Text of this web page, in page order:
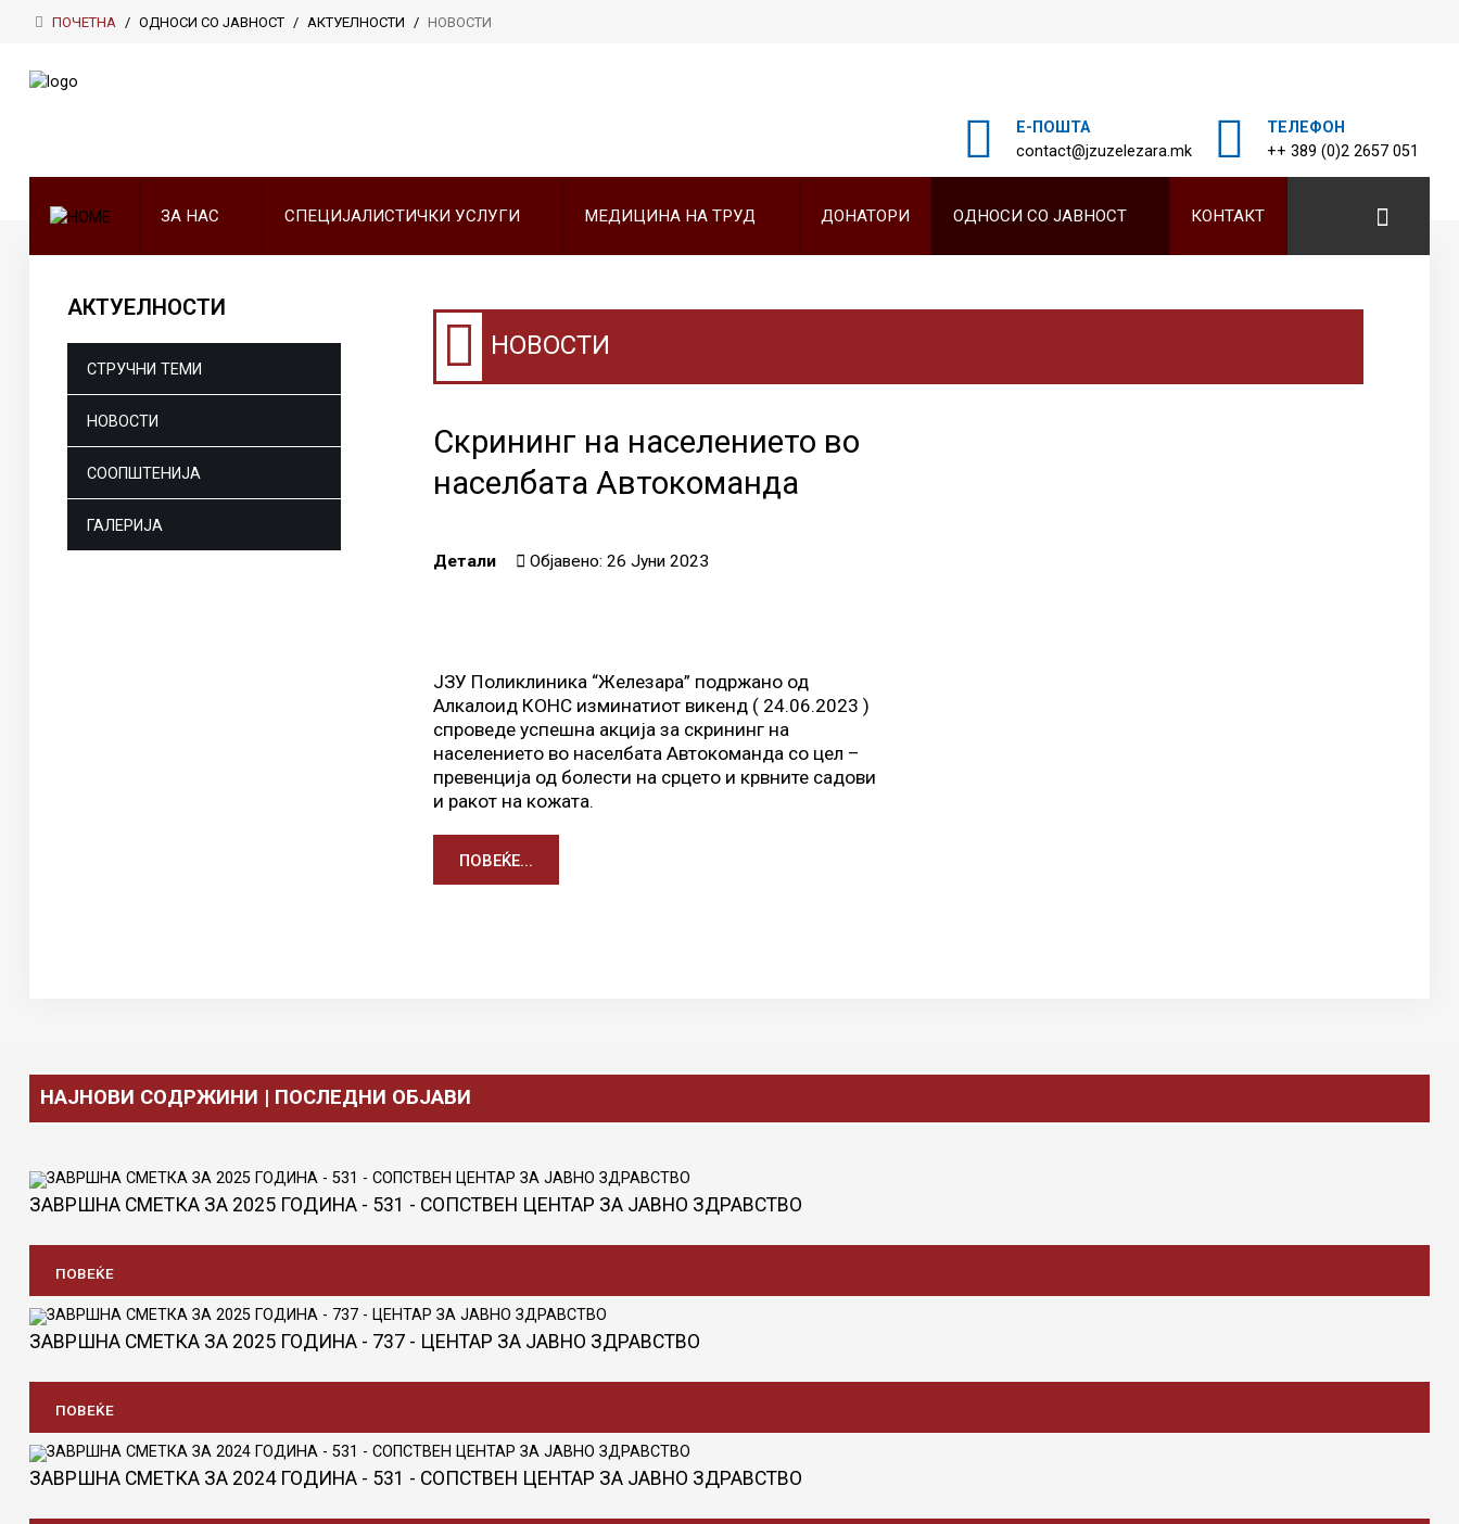
ОДНОСИ СО ЈАВНОСТ
ПОЧЕТНА / ОДНОСИ СО ЈАВНОСТ / АКТУЕЛНОСТИ / НОВОСТИ
Е-ПОШТА
contact@jzuzelezara.mk
ТЕЛЕФОН
++ 389 (0)2 2657 051
ЗА НАС СПЕЦИЈАЛИСТИЧКИ УСЛУГИ МЕДИЦИНА НА ТРУД ДОНАТОРИ ОДНОСИ СО ЈАВНОСТ КОНТАКТ
на нашата веб страна
НОВОСТИ
Скрининг на населението во
населбата Автокоманда
Детали Објавено: 26 Јуни 2023
ЈЗУ Поликлиника “Железара” подржано од
Алкалоид КОНС изминатиот викенд ( 24.06.2023 )
спроведе успешна акција за скрининг на
населението во населбата Автокоманда со цел –
превенција од болести на срцето и крвните садови
и ракот на кожата.
ПОВЕЌЕ...
АКТУЕЛНОСТИ
СТРУЧНИ ТЕМИ
НОВОСТИ
СООПШТЕНИЈА
ГАЛЕРИЈА
НАЈНОВИ СОДРЖИНИ | ПОСЛЕДНИ ОБЈАВИ
ЗАВРШНА СМЕТКА ЗА 2025 ГОДИНА - 531 - СОПСТВЕН ЦЕНТАР ЗА ЈАВНО ЗДРАВСТВО
ПОВЕЌЕ
ЗАВРШНА СМЕТКА ЗА 2025 ГОДИНА - 737 - ЦЕНТАР ЗА ЈАВНО ЗДРАВСТВО
ПОВЕЌЕ
ЗАВРШНА СМЕТКА ЗА 2024 ГОДИНА - 531 - СОПСТВЕН ЦЕНТАР ЗА ЈАВНО ЗДРАВСТВО